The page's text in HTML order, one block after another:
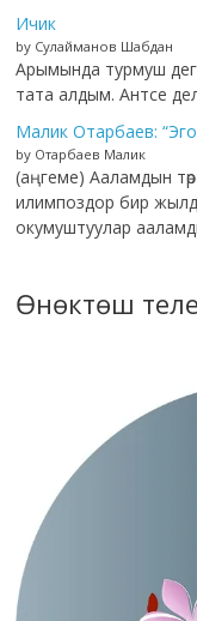
Ичик
by Сулайманов Шабдан
Арымында турмуш
тата алдым. Антсе
Малик Отарбаев:
by Отарбаев Малик
(аңгеме) Ааламдын
илимпоздор бир
окумуштуулар
Өнөктөш